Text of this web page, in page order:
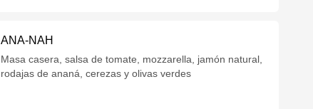
ANA-NAH
Masa casera, salsa de tomate, mozzarella, jamón natural,
rodajas de ananá, cerezas y olivas verdes